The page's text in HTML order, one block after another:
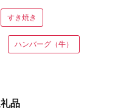
すき焼き
ハンバーグ（牛）
品